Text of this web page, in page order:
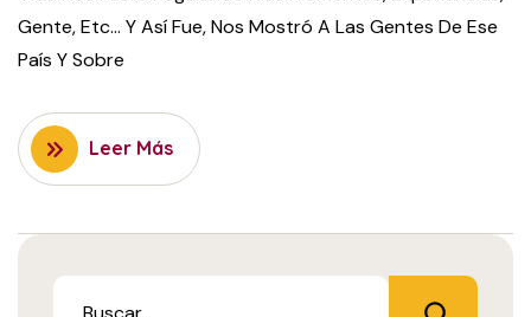
Gente, Etc... Y Así Fue, Nos Mostró A Las Gentes De Ese
País Y Sobre
Leer Más